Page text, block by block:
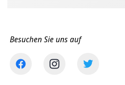
Besuchen Sie uns auf